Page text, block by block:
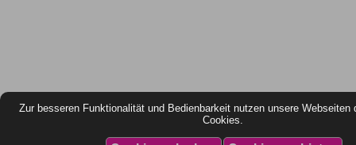
Zur besseren Funktionalität und Bedienbarkeit nutzen unsere Webseiten
Cookies.